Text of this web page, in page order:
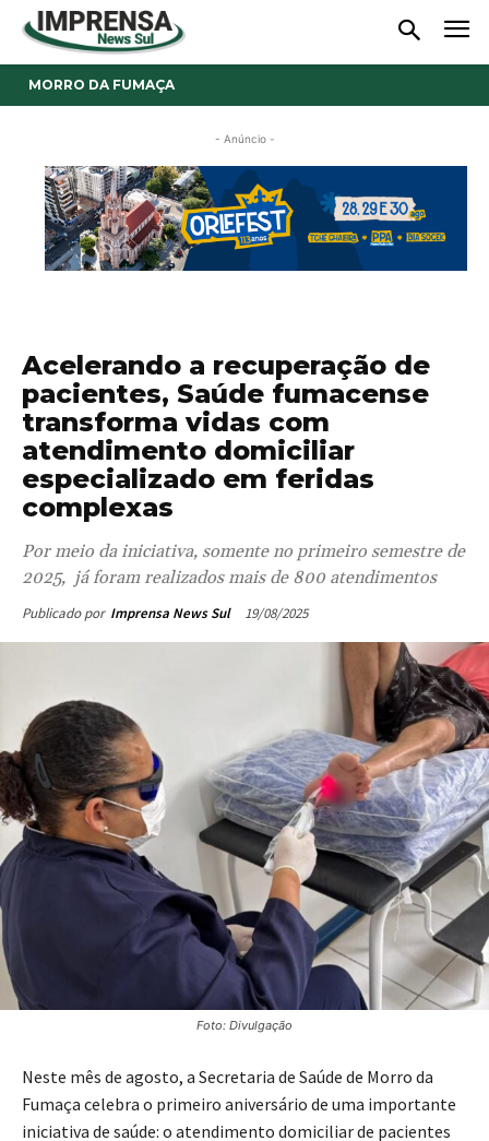
MORRO DA FUMAÇA
- Anúncio -
Acelerando a recuperação de
pacientes, Saúde fumacense
transforma vidas com
atendimento domiciliar
especializado em feridas
complexas
Por meio da iniciativa, somente no primeiro semestre de
2025, já foram realizados mais de 800 atendimentos
Publicado por Imprensa News Sul 19/08/2025
Foto: Divulgação
Neste mês de agosto, a Secretaria de Saúde de Morro da
Fumaça celebra o primeiro aniversário de uma importante
iniciativa de saúde: o atendimento domiciliar de pacientes